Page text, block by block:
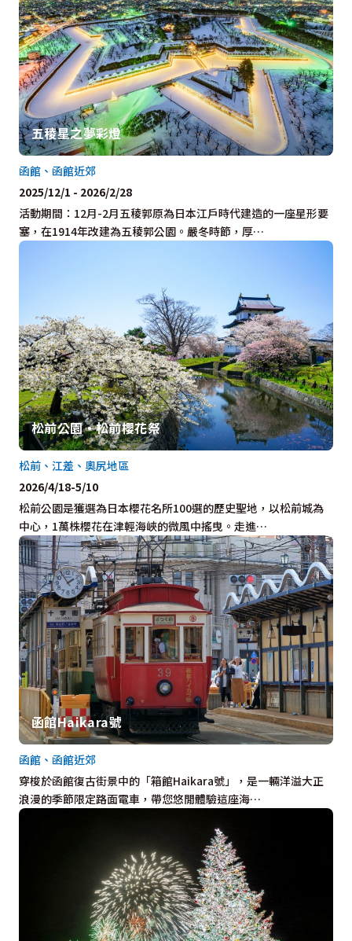
五稜星之夢彩燈
活動期間：12月-2月五稜郭原為日本江戶時代建造的一座星形要
塞，在1914年改建為五稜郭公園。嚴冬時節，厚…
函館、函館近郊
2025/12/1 - 2026/2/28
松前公園・松前櫻花祭
松前公園是獲選為日本櫻花名所100選的歷史聖地，以松前城為
中心，1萬株櫻花在津輕海峽的微風中搖曳。走進…
松前、江差、奧尻地區
2026/4/18-5/10
函館Haikara號
穿梭於函館復古街景中的「箱館Haikara號」，是一輛洋溢大正
浪漫的季節限定路面電車，帶您悠閒體驗這座海…
函館、函館近郊